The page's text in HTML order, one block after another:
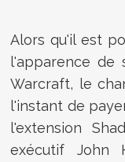
Alors qu'il est
l'apparence de
Warcraft, le
l'instant de
l'extension
exécutif John